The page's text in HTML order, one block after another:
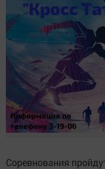
Соревнования